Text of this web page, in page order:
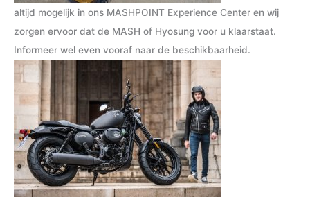
altijd mogelijk in ons MASHPOINT Experience Center en wij
zorgen ervoor dat de MASH of Hyosung voor u klaarstaat.
Informeer wel even vooraf naar de beschikbaarheid.